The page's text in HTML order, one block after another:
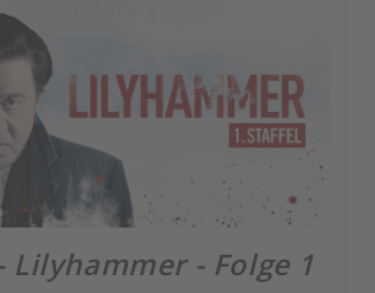
Lilyhammer - Folge 1